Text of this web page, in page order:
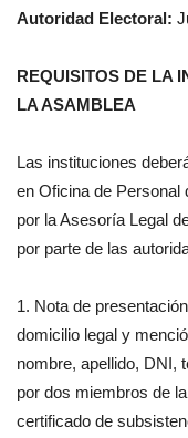
Autoridad Electoral:
REQUISITOS DE LA
LA ASAMBLEA
Las instituciones
en Oficina de Personal
por la Asesoría Legal
por parte de las
1. Nota de
domicilio legal y
nombre, apellido, DNI,
por dos miembros de
certificado de